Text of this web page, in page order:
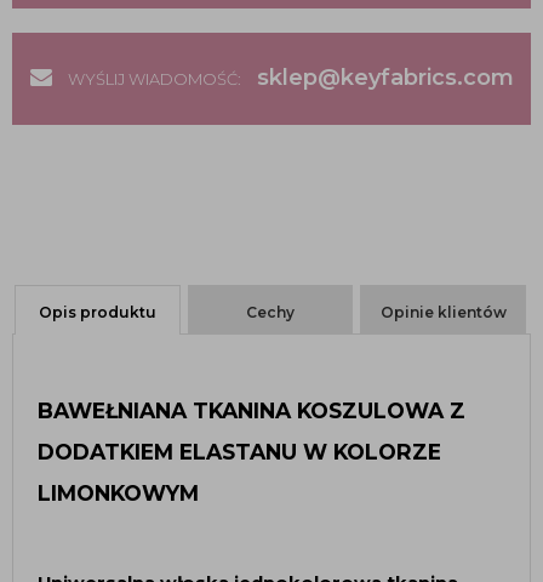
WYŚLIJ WIADOMOŚĆ: sklep@keyfabrics.com
Opis produktu Cechy Opinie klientów
BAWEŁNIANA TKANINA KOSZULOWA Z
DODATKIEM ELASTANU W KOLORZE
LIMONKOWYM